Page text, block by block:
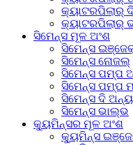
କ୍ୟାଟରପିଲାର୍
କ୍ୟାଟରପିଲାର୍
ସିମେନ୍ସ ମୂଳ ଅଂଶ
ସିମେନ୍ସ
ସିମେନ୍ସ ନୋଜଲ୍
ସିମେନ୍ସ ପମ୍ପ
ସିମେନ୍ସ ପମ୍ପ
ସିମେନ୍ସ ଦି
ସିମେନ୍ସ ଭାଲ୍ଭ
କ୍ୟୁମିନ୍ସର ମୂଳ ଅଂଶ
କ୍ୟୁମିନ୍ସ